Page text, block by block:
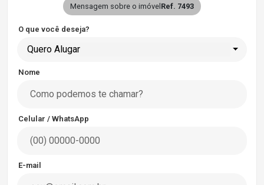
Mensagem sobre o imóvel Ref. 7493
O que você deseja?
Quero Alugar
Nome
Celular / WhatsApp
E-mail